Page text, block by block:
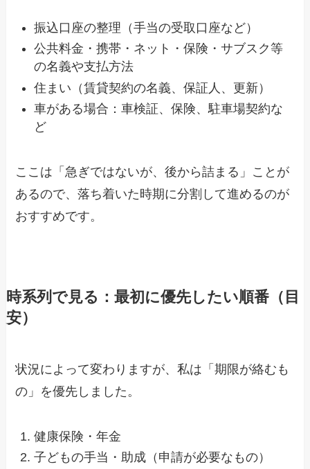
振込口座の整理（手当の受取口座など）
公共料金・携帯・ネット・保険・サブスク等
の名義や支払方法
住まい（賃貸契約の名義、保証人、更新）
車がある場合：車検証、保険、駐車場契約な
ど
ここは「急ぎではないが、後から詰まる」ことが
あるので、落ち着いた時期に分割して進めるのが
おすすめです。
時系列で見る：最初に優先したい順番（目
安）
状況によって変わりますが、私は「期限が絡むも
の」を優先しました。
健康保険・年金
子どもの手当・助成（申請が必要なもの）